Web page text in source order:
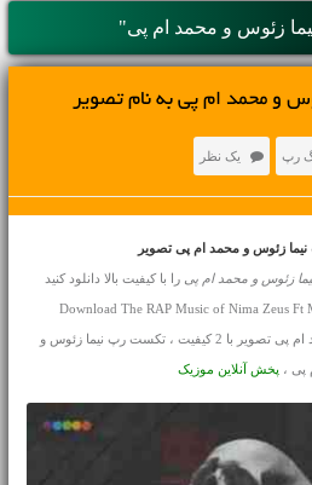
زئوس و محمد ام پی"
و محمد ام پی به نام تصویر
رپ یک نظر
نیما زئوس و محمد ام پی تصویر
زئوس و محمد ام پی را با کیفیت بالا دانلود کنید
Download The RAP Music of Nima Zeus Ft
نیما زئوس و محمد ام پی تصویر با 2 کیفیت ، تکست رپ نیما زئوس و
پی ، پخش آنلاین موزیک